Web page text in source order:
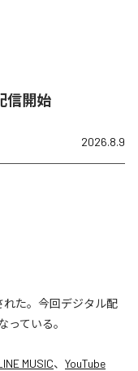
信開始
2026.8.9
れた。今回デジタル配
っている。
MUSIC、 YouTube